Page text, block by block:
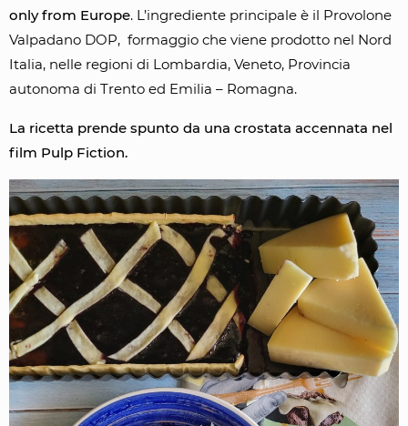
only from Europe. L’ingrediente principale è il Provolone
Valpadano DOP, formaggio che viene prodotto nel Nord
Italia, nelle regioni di Lombardia, Veneto, Provincia
autonoma di Trento ed Emilia – Romagna.
La ricetta prende spunto da una crostata accennata nel
film Pulp Fiction.